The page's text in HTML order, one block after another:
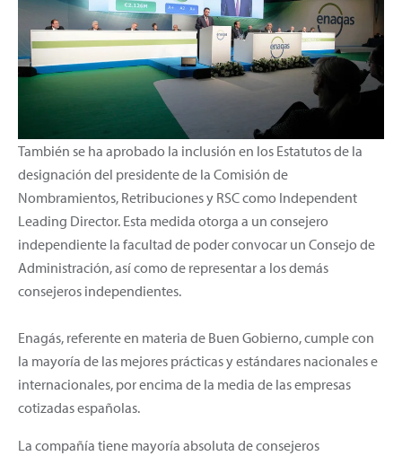
También se ha aprobado la inclusión en los Estatutos de la
designación del presidente de la Comisión de
Nombramientos, Retribuciones y RSC como Independent
Leading Director. Esta medida otorga a un consejero
independiente la facultad de poder convocar un Consejo de
Administración, así como de representar a los demás
consejeros independientes.
Enagás, referente en materia de Buen Gobierno, cumple con
la mayoría de las mejores prácticas y estándares nacionales e
internacionales, por encima de la media de las empresas
cotizadas españolas.
La compañía tiene mayoría absoluta de consejeros